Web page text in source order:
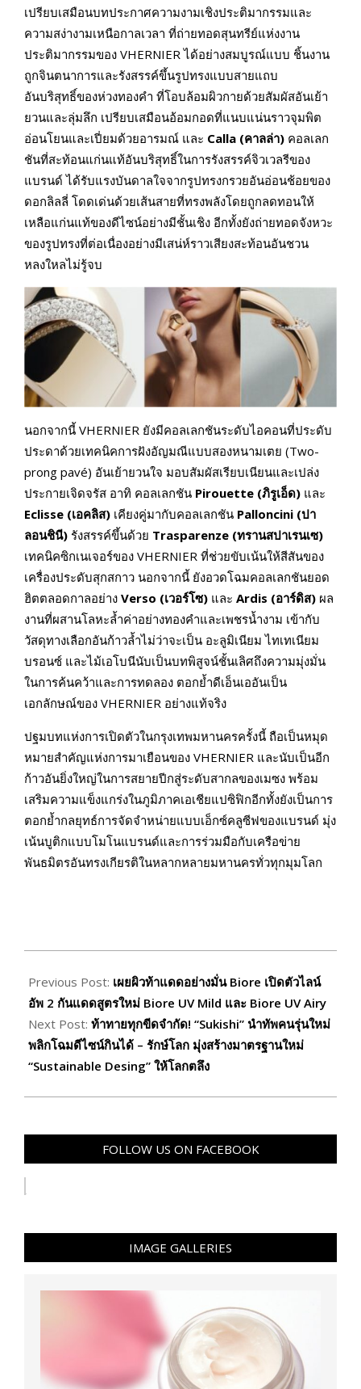
เปรียบเสมือนบทประกาศความงามเชิงประติมากรรมและ
ความสง่างามเหนือกาลเวลา ที่ถ่ายทอดสุนทรีย์แห่งงาน
ประติมากรรมของ VHERNIER ได้อย่างสมบูรณ์แบบ ชิ้นงาน
ถูกจินตนาการและรังสรรค์ขึ้นรูปทรงแบบสายแถบ
อันบริสุทธิ์ของห่วงทองคำ ที่โอบล้อมผิวกายด้วยสัมผัสอันเย้า
ยวนและลุ่มลึก เปรียบเสมือนอ้อมกอดที่แนบแน่นราวจุมพิต
อ่อนโยนและเปี่ยมด้วยอารมณ์ และ Calla (คาลล่า) คอลเลก
ชันที่สะท้อนแก่นแท้อันบริสุทธิ์ในการรังสรรค์จิวเวลรีของ
แบรนด์ ได้รับแรงบันดาลใจจากรูปทรงกรวยอันอ่อนช้อยของ
ดอกลิลลี่ โดดเด่นด้วยเส้นสายที่ทรงพลังโดยถูกลดทอนให้
เหลือแก่นแท้ของดีไซน์อย่างมีชั้นเชิง อีกทั้งยังถ่ายทอดจังหวะ
ของรูปทรงที่ต่อเนื่องอย่างมีเสน่ห์ราวเสียงสะท้อนอันชวน
หลงใหลไม่รู้จบ
นอกจากนี้ VHERNIER ยังมีคอลเลกชันระดับไอคอนที่ประดับ
ประดาด้วยเทคนิคการฝังอัญมณีแบบสองหนามเตย (Two-
prong pavé) อันเย้ายวนใจ มอบสัมผัสเรียบเนียนและเปล่ง
ประกายเจิดจรัส อาทิ คอลเลกชัน Pirouette (ภิรูเอ็ด) และ
Eclisse (เอคลิส) เคียงคู่มากับคอลเลกชัน Palloncini (ปา
ลอนชินี) รังสรรค์ขึ้นด้วย Trasparenze (ทรานสปาเรนเซ)
เทคนิคซิกเนเจอร์ของ VHERNIER ที่ช่วยขับเน้นให้สีสันของ
เครื่องประดับสุกสกาว นอกจากนี้ ยังอวดโฉมคอลเลกชันยอด
ฮิตตลอดกาลอย่าง Verso (เวอร์โซ) และ Ardis (อาร์ดิส) ผล
งานที่ผสานโลหะล้ำค่าอย่างทองคำและเพชรน้ำงาม เข้ากับ
วัสดุทางเลือกอันก้าวล้ำไม่ว่าจะเป็น อะลูมิเนียม ไทเทเนียม
บรอนซ์ และไม้เอโบนีนับเป็นบทพิสูจน์ชั้นเลิศถึงความมุ่งมั่น
ในการค้นคว้าและการทดลอง ตอกย้ำดีเอ็นเออันเป็น
เอกลักษณ์ของ VHERNIER อย่างแท้จริง
ปฐมบทแห่งการเปิดตัวในกรุงเทพมหานครครั้งนี้ ถือเป็นหมุด
หมายสำคัญแห่งการมาเยือนของ VHERNIER และนับเป็นอีก
ก้าวอันยิ่งใหญ่ในการสยายปีกสู่ระดับสากลของเมซง พร้อม
เสริมความแข็งแกร่งในภูมิภาคเอเชียแปซิฟิกอีกทั้งยังเป็นการ
ตอกย้ำกลยุทธ์การจัดจำหน่ายแบบเอ็กซ์คลูซีฟของแบรนด์ มุ่ง
เน้นบูติกแบบโมโนแบรนด์และการร่วมมือกับเครือข่าย
พันธมิตรอันทรงเกียรติในหลากหลายมหานครทั่วทุกมุมโลก
03-
03
Previous Post: เผยผิวท้าแดดอย่างมั่น Biore เปิดตัวไลน์
อัพ 2 กันแดดสูตรใหม่ Biore UV Mild และ Biore UV Airy
Next Post: ท้าทายทุกขีดจำกัด! “Sukishi” นำทัพคนรุ่นใหม่
พลิกโฉมดีไซน์กินได้ – รักษ์โลก มุ่งสร้างมาตรฐานใหม่
“Sustainable Desing” ให้โลกตลึง
FOLLOW US ON FACEBOOK
IMAGE GALLERIES